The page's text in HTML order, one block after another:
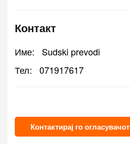
Контакт
Име:
Sudski prevodi
Тел:
071917617
Контактирај го огласувачот